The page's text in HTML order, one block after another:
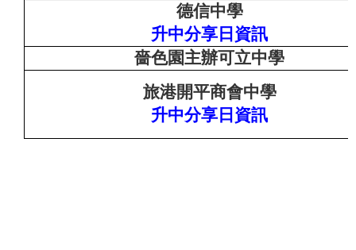
德信中學
升中分享日資訊
嗇色園主辦可立中學
旅港開平商會中學
升中分享日資訊